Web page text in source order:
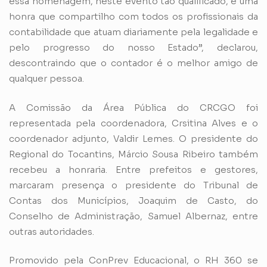
honra que compartilho com todos os profissionais da
contabilidade que atuam diariamente pela legalidade e
pelo progresso do nosso Estado”, declarou,
descontraindo que o contador é o melhor amigo de
qualquer pessoa.
A Comissão da Área Pública do CRCGO foi
representada pela coordenadora, Crsitina Alves e o
coordenador adjunto, Valdir Lemes. O presidente do
Regional do Tocantins, Márcio Sousa Ribeiro também
recebeu a honraria. Entre prefeitos e gestores,
marcaram presença o presidente do Tribunal de
Contas dos Municípios, Joaquim de Casto, do
Conselho de Administração, Samuel Albernaz, entre
outras autoridades.
Promovido pela ConPrev Educacional, o RH 360 se